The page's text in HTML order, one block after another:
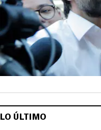
LO ÚLTIMO